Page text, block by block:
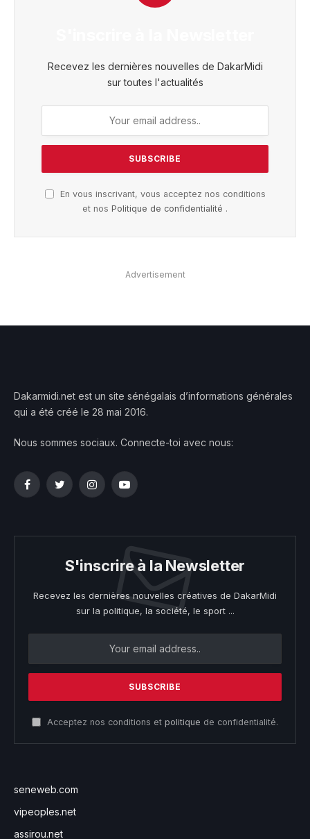
Recevez les dernières nouvelles de DakarMidi
sur toutes l'actualités
En vous inscrivant, vous acceptez nos conditions
et nos Politique de confidentialité .
Advertisement
Dakarmidi.net est un site sénégalais d’informations générales
qui a été créé le 28 mai 2016.
Nous sommes sociaux. Connecte-toi avec nous:
FacebookTwitterInstagramYouTube
S'inscrire à la Newsletter
Recevez les dernières nouvelles créatives de DakarMidi
sur la politique, la société, le sport ...
Acceptez nos conditions et politique de confidentialité.
seneweb.com
vipeoples.net
assirou.net